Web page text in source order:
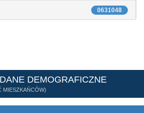
0631048
DEMOGRAFICZNE
MIESZKAŃCÓW)